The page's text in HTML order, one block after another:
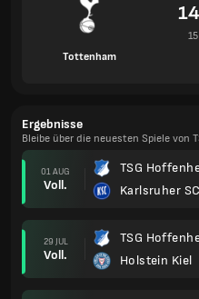
Tottenham
Ergebnisse
Bleibe über die neuesten Spiele von
01 AUG
Voll.
TSG
Karlsruher SC
29 JUL
Voll.
TSG
Holstein Kiel